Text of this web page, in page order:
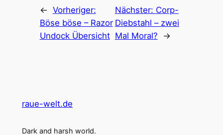
← Vorheriger:
Böse böse – Razor
Undock Übersicht
Nächster: Corp-
Diebstahl – zwei
Mal Moral?
→
raue-welt.de
Dark and harsh world.